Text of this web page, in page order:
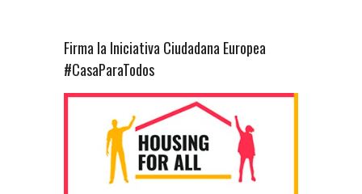
Firma la Iniciativa Ciudadana Europea
#CasaParaTodos